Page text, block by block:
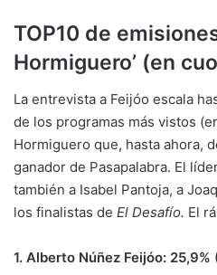
TOP10 de
Hormiguero’ (en
La entrevista a Feijóo escala
de los programas más vistos
Hormiguero que, hasta ahora,
ganador de Pasapalabra. El
también a Isabel Pantoja, a
los finalistas de El Desafío. El
1. Alberto Núñez Feijóo: